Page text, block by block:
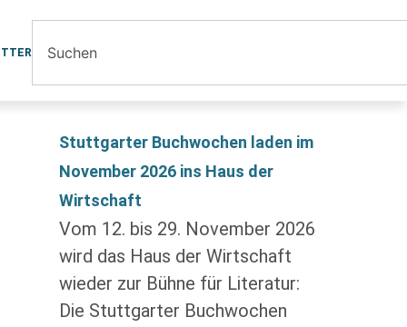
Stuttgarter Buchwochen laden im
November 2026 ins Haus der
Wirtschaft
Vom 12. bis 29. November 2026
wird das Haus der Wirtschaft
wieder zur Bühne für Literatur:
Die Stuttgarter Buchwochen